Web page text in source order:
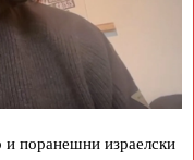
и поранешни израелски